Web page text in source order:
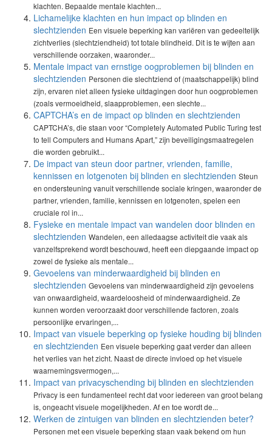
klachten. Bepaalde mentale klachten...
Lichamelijke klachten en hun impact op blinden en
slechtzienden Een visuele beperking kan variëren van gedeeltelijk
zichtverlies (slechtziendheid) tot totale blindheid. Dit is te wijten aan
verschillende oorzaken, waaronder...
Mentale impact van ernstige oogproblemen bij blinden en
slechtzienden Personen die slechtziend of (maatschappelijk) blind
zijn, ervaren niet alleen fysieke uitdagingen door hun oogproblemen
(zoals vermoeidheid, slaapproblemen, een slechte...
CAPTCHA’s en de impact op blinden en slechtzienden
CAPTCHA’s, die staan voor “Completely Automated Public Turing test
to tell Computers and Humans Apart,” zijn beveiligingsmaatregelen
die worden gebruikt...
De impact van steun door partner, vrienden, familie,
kennissen en lotgenoten bij blinden en slechtzienden Steun
en ondersteuning vanuit verschillende sociale kringen, waaronder de
partner, vrienden, familie, kennissen en lotgenoten, spelen een
cruciale rol in...
Fysieke en mentale impact van wandelen door blinden en
slechtzienden Wandelen, een alledaagse activiteit die vaak als
vanzelfsprekend wordt beschouwd, heeft een diepgaande impact op
zowel de fysieke als mentale...
Gevoelens van minderwaardigheid bij blinden en
slechtzienden Gevoelens van minderwaardigheid zijn gevoelens
van onwaardigheid, waardeloosheid of minderwaardigheid. Ze
kunnen worden veroorzaakt door verschillende factoren, zoals
persoonlijke ervaringen,...
Impact van visuele beperking op fysieke houding bij blinden
en slechtzienden Een visuele beperking gaat verder dan alleen
het verlies van het zicht. Naast de directe invloed op het visuele
waarnemingsvermogen,...
Impact van privacyschending bij blinden en slechtzienden
Privacy is een fundamenteel recht dat voor iedereen van groot belang
is, ongeacht visuele mogelijkheden. Af en toe wordt de...
Werken de zintuigen van blinden en slechtzienden beter?
Personen met een visuele beperking staan vaak bekend om hun